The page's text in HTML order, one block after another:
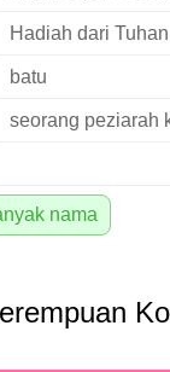
Hadiah dari Tuhan
batu
seorang peziarah
nama